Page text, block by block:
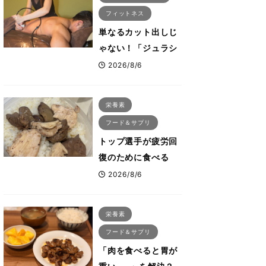
フィットネス
単なるカット出しじ
ゃない！「ジュラシ
ック筋膜リリース」
ットした納得の理
由 木澤大祐が解説
2026/8/6
栄養素
フード＆サプリ
トップ選手が疲労回
復のために食べる
「リカバリー飯」と
た鶏レバー活用法
2026/8/6
栄養素
フード＆サプリ
「肉を食べると胃が